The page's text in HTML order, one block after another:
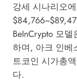
강세 시나리오
BeInCrypto 모
하며, 아크 인베
트코인 시가총
다.